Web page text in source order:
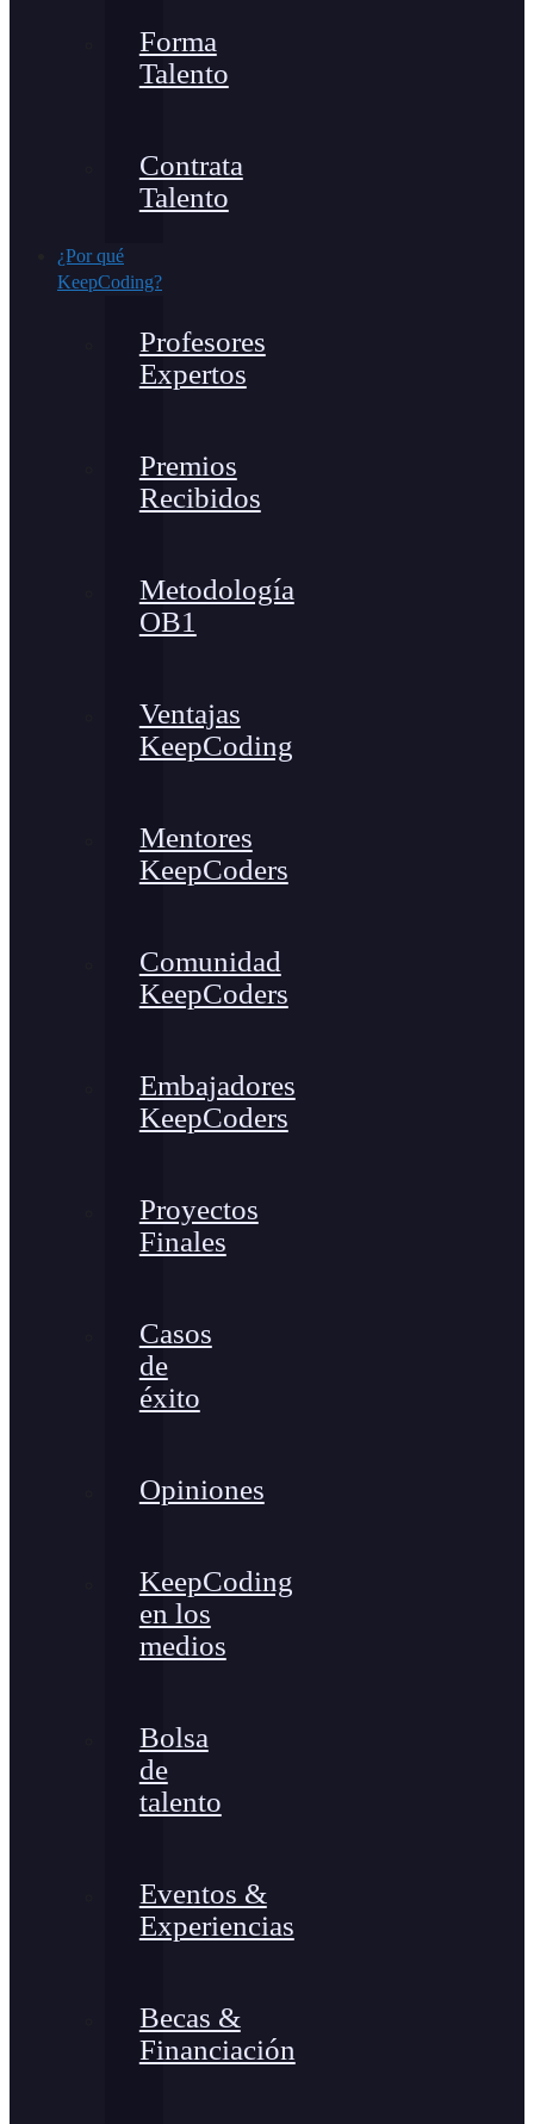
Forma
Talento
Contrata
Talento
¿Por qué
KeepCoding?
Profesores
Expertos
Premios
Recibidos
Metodología
OB1
Ventajas
KeepCoding
Mentores
KeepCoders
Comunidad
KeepCoders
Embajadores
KeepCoders
Proyectos
Finales
Casos
de
éxito
Opiniones
KeepCoding
en los
medios
Bolsa
de
talento
Eventos &
Experiencias
Becas &
Financiación